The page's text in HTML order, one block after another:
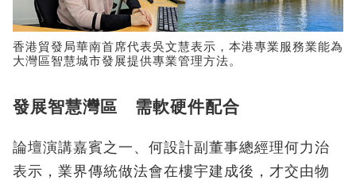
香港貿發局華南首席代表吳文慧表示，本港專業服務業能為
大灣區智慧城市發展提供專業管理方法。
發展智慧灣區 需軟硬件配合
論壇演講嘉賓之一、何設計副董事總經理何力治
表示，業界傳統做法會在樓宇建成後，才交由物